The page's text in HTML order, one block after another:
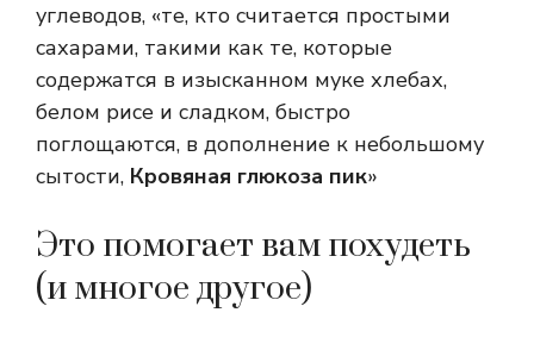
углеводов, «те, кто считается простыми
сахарами, такими как те, которые
содержатся в изысканном муке хлебах,
белом рисе и сладком, быстро
поглощаются, в дополнение к небольшому
сытости, Кровяная глюкоза пик»
Это помогает вам похудеть
(и многое другое)